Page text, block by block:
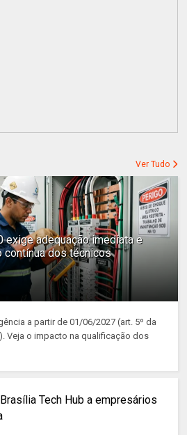
Ver Tudo
exige adequação imediata e
contínua dos técnicos
a partir de 01/06/2027 (art. 5º da
Veja o impacto na qualificação dos
Tech Hub a empresários